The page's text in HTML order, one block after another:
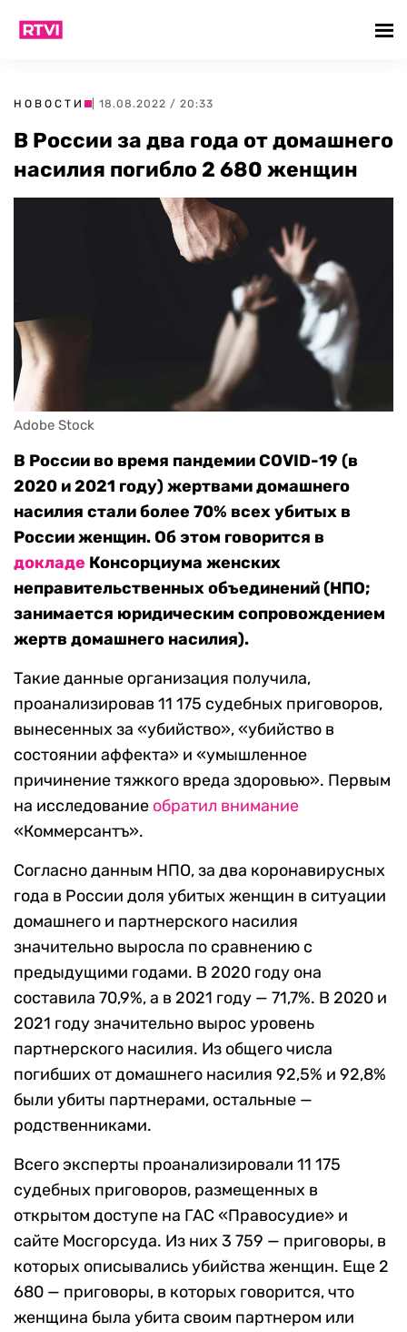
НОВОСТИ | 18.08.2022 / 20:33
В России за два года от домашнего
насилия погибло 2 680 женщин
Adobe Stock
В России во время пандемии COVID-19 (в
2020 и 2021 году) жертвами домашнего
насилия стали более 70% всех убитых в
России женщин. Об этом говорится в
докладе Консорциума женских
неправительственных объединений (НПО;
занимается юридическим сопровождением
жертв домашнего насилия).
Такие данные организация получила,
проанализировав 11 175 судебных приговоров,
вынесенных за «убийство», «убийство в
состоянии аффекта» и «умышленное
причинение тяжкого вреда здоровью». Первым
на исследование обратил внимание
«Коммерсантъ».
Согласно данным НПО, за два коронавирусных
года в России доля убитых женщин в ситуации
домашнего и партнерского насилия
значительно выросла по сравнению с
предыдущими годами. В 2020 году она
составила 70,9%, а в 2021 году — 71,7%. В 2020 и
2021 году значительно вырос уровень
партнерского насилия. Из общего числа
погибших от домашнего насилия 92,5% и 92,8%
были убиты партнерами, остальные —
родственниками.
Всего эксперты проанализировали 11 175
судебных приговоров, размещенных в
открытом доступе на ГАС «Правосудие» и
сайте Мосгорсуда. Из них 3 759 — приговоры, в
которых описывались убийства женщин. Еще 2
680 — приговоры, в которых говорится, что
женщина была убита своим партнером или